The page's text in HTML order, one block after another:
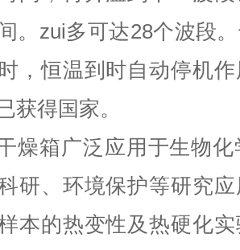
。zui多可达28个波段
，恒温到时自动停机
获得国家。
燥箱广泛应用于生物
研、环境保护等研究
本的热变性及热硬化